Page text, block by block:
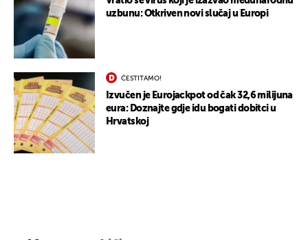
uzbunu: Otkriven novi slučaj u Europi
ČESTITAMO!
Izvučen je Eurojackpot od čak 32,6 milijuna
eura: Doznajte gdje idu bogati dobitci u
Hrvatskoj